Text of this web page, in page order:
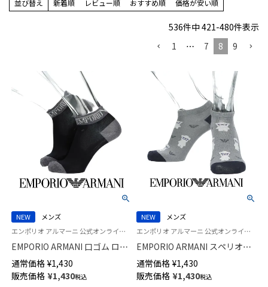
並び替え 新着順 レビュー順 おすすめ順 価格が安い順
536件中421-480件表示
1
… 7 8 9
NEW
メンズ
エンポリオ アルマーニ 公式オンラインショップ 紳士 靴下
EMPORIO ARMANI 口ゴム ロゴ
ショート丈 カジュアル ソック
ス メンズ 02322397
通常価格 ¥1,430
販売価格 ¥1,430税込
NEW
メンズ
エンポリオ アルマーニ 公式オンラインショップ 紳士 靴下
EMPORIO ARMANI スペリオー
ルピマ綿混 マンガベア＆イーグ
ル スニーカー丈 カジュアル ソ
ックス メンズ 02322396
通常価格 ¥1,430
販売価格 ¥1,430税込